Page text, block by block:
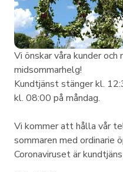
Kundservice
Elproducent
Vi önskar våra kunder
midsommarhelg!
Kundtjänst stänger kl.
kl. 08:00 på måndag.
Vi kommer att hålla vår
sommaren med ordinarie
Coronaviruset är